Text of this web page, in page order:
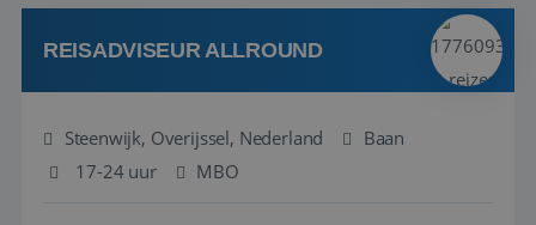
kwaliteitsbewaking van alles wat met IATA te m...
REISADVISEUR ALLROUND
Steenwijk, Overijssel, Nederland
Baan
17-24 uur
MBO